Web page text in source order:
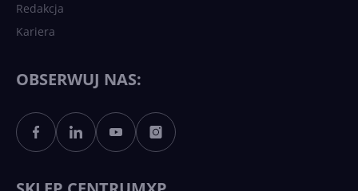
Sztuczna inteligencja po
polsku. Dość barier
Redakcja
Kariera
OBSERWUJ NAS: